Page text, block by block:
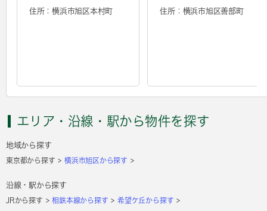
住所：横浜市旭区本村町 住所：横浜市旭区善部町
エリア・沿線・駅から物件を探す
地域から探す
東京都から探す 横浜市旭区から探す
沿線・駅から探す
JRから探す 相鉄本線から探す 希望ケ丘から探す